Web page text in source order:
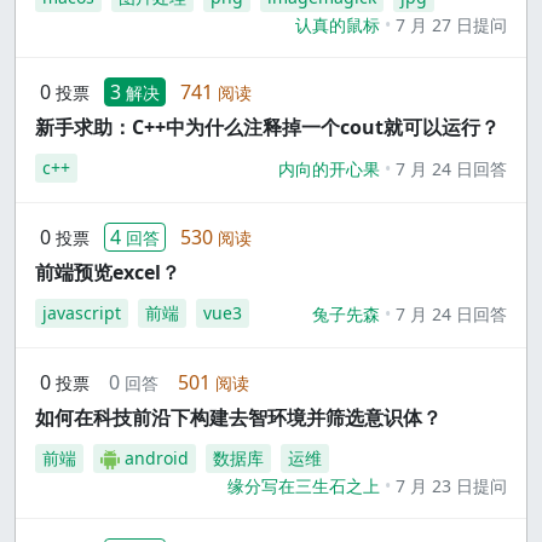
认真的鼠标
7 月 27 日提问
0 投票 3 解决 741 阅读
新手求助：C++中为什么注释掉一个cout就可以运行？
c++ 内向的开心果 7 月 24 日回答
0 投票 4 回答 530 阅读
前端预览excel？
javascript 前端 vue3 兔子先森 7 月 24 日回答
0 投票 0 回答 501 阅读
如何在科技前沿下构建去智环境并筛选意识体？
前端 android 数据库
运维
缘分写在三生石之上
7 月 23 日提问